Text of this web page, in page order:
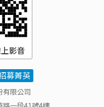
影音
募菁英
有限公司